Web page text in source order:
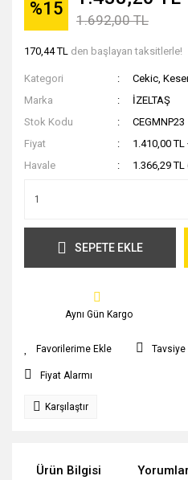
%15
1.692,00 TL
170,44 TL den başlayan taksitlerle!
Kategori
Cekic,
Marka
İZELTAŞ
Stok Kodu
CEGMNP23
Fiyat
1.410,00 TL
Havale
1.366,29
SEPETE EKLE
Aynı Gün Kargo
Tavsiye
Fiyat Alarmı
Karşılaştır
Ürün Bilgisi Yorumlar